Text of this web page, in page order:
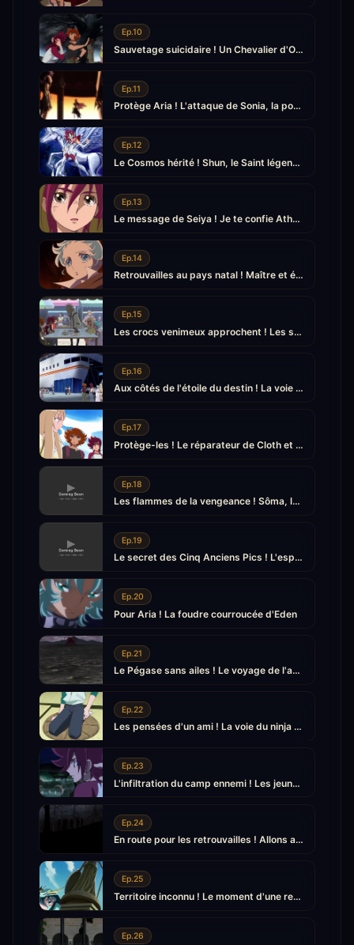
Ep.10
Sauvetage suicidaire ! Un Chevalier d'Or de plus
Ep.11
Protège Aria ! L'attaque de Sonia, la poursuivante
Ep.12
Le Cosmos hérité ! Shun, le Saint légendaire
Ep.13
Le message de Seiya ! Je te confie Athéna
Ep.14
Retrouvailles au pays natal ! Maître et élève s'affrontent
Ep.15
Les crocs venimeux approchent ! Les secondes Ruines
Ep.16
Aux côtés de l'étoile du destin ! La voie d'un Saint
Ep.17
Protège-les ! Le réparateur de Cloth et le minerai légendaire
Ep.18
Les flammes de la vengeance ! Sôma, la bataille du destin
Ep.19
Le secret des Cinq Anciens Pics ! L'esprit combatif de Shiryû
Ep.20
Pour Aria ! La foudre courroucée d'Eden
Ep.21
Le Pégase sans ailes ! Le voyage de l'abandon
Ep.22
Les pensées d'un ami ! La voie du ninja et la fierté d'un Saint
Ep.23
L'infiltration du camp ennemi ! Les jeunes Saints réunis
Ep.24
En route pour les retrouvailles ! Allons aux dernières Ruines
Ep.25
Territoire inconnu ! Le moment d'une rencontre inattendue
Ep.26